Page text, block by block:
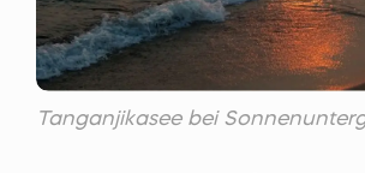
Tanganjikasee bei